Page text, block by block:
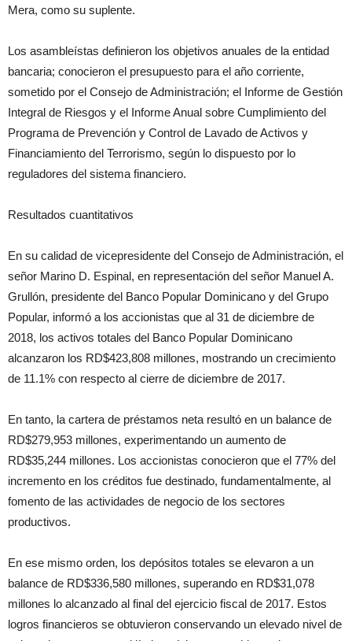
Mera, como su suplente.
Los asambleístas definieron los objetivos anuales de la entidad
bancaria; conocieron el presupuesto para el año corriente,
sometido por el Consejo de Administración; el Informe de Gestión
Integral de Riesgos y el Informe Anual sobre Cumplimiento del
Programa de Prevención y Control de Lavado de Activos y
Financiamiento del Terrorismo, según lo dispuesto por lo
reguladores del sistema financiero.
Resultados cuantitativos​
En su calidad de vicepresidente del Consejo de Administración, el
señor Marino D. Espinal, en representación del señor Manuel A.
Grullón, presidente del Banco Popular Dominicano y del Grupo
Popular, informó a los accionistas que al 31 de diciembre de
2018, los activos totales del Banco Popular Dominicano
alcanzaron los RD$423,808 millones, mostrando un crecimiento
de 11.1% con respecto al cierre de diciembre de 2017.
En tanto, la cartera de préstamos neta resultó en un balance de
RD$279,953 millones, experimentando un aumento de
RD$35,244 millones. Los accionistas conocieron que el 77% del
incremento en los créditos fue destinado, fundamentalmente, al
fomento de las actividades de negocio de los sectores
productivos.
En ese mismo orden, los depósitos totales se elevaron a un
balance de RD$336,580 millones, superando en RD$31,078
millones lo alcanzado al final del ejercicio fiscal de 2017. Estos
logros financieros se obtuvieron conservando un elevado nivel de